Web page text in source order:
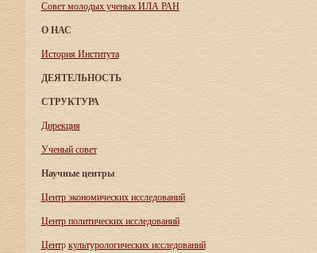
Совет молодых ученых ИЛА РАН
О НАС
История Института
ДЕЯТЕЛЬНОСТЬ
СТРУКТУРА
Дирекция
Ученый совет
Научные центры
Центр экономических исследований
Центр политических исследований
Центр культурологических исследований